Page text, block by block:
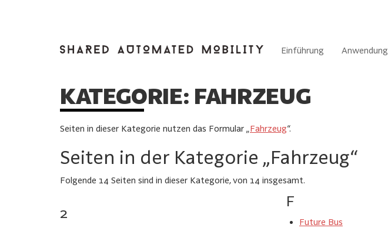
Einführung Anwendung
KATEGORIE: FAHRZEUG
Seiten in dieser Kategorie nutzen das Formular „Fahrzeug“.
Seiten in der Kategorie „Fahrzeug“
Folgende 14 Seiten sind in dieser Kategorie, von 14 insgesamt.
2
F
Future Bus